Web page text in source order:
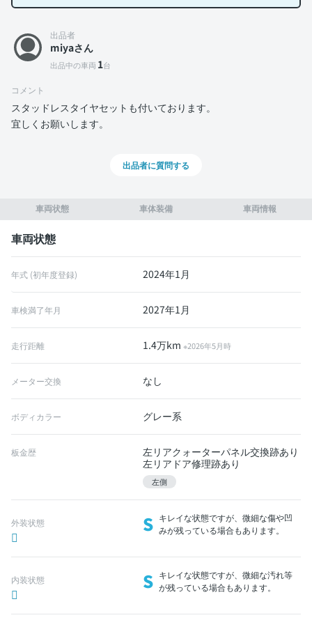
車両状態 車体装備 車両情報
車両状態
年式 (初年度登録) 2024年1月
車検満了年月 2027年1月
走行距離 1.4万km※2026年5月時
メーター交換 なし
ボディカラー グレー系
板金歴
左リアクォーターパネル交換跡あり
左リアドア修理跡あり
左側
外装状態 S キレイな状態ですが、微細な傷や凹
みが残っている場合もあります。
内装状態 S キレイな状態ですが、微細な汚れ等
が残っている場合もあります。
出品者
miyaさん
出品中の車両 1台
コメント
スタッドレスタイヤセットも付いております。
宜しくお願いします。
出品者に質問する